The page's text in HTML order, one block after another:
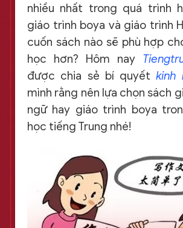
nhiều nhất trong quá trình
giáo trình boya và giáo trình
cuốn sách nào sẽ phù hợp
học hơn? Hôm nay
được chia sẻ bí quyếtkinh
mình rằng nên lựa chọn sách
ngữ hay giáo trình boya
học tiếng Trung nhé!